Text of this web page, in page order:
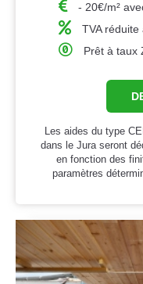
- 20€/m²
TVA réduite
Prêt à taux
Les aides du type
dans le Jura seront
en fonction des
paramètres